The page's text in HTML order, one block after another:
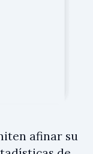
afinar su